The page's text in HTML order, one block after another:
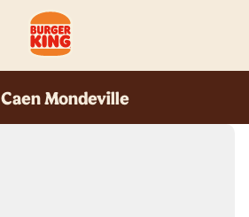
Caen Mondeville